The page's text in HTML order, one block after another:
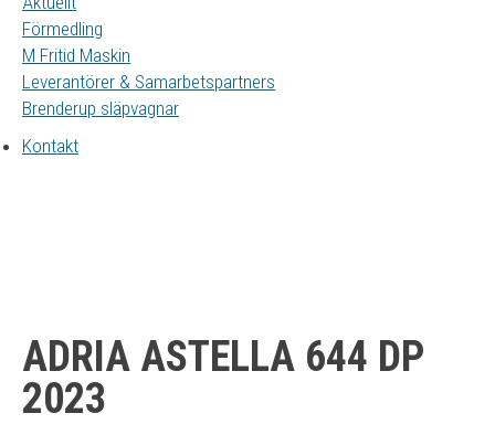
Förmedling
M Fritid Maskin
Leverantörer & Samarbetspartners
Brenderup släpvagnar
Kontakt
ADRIA ASTELLA 644 DP
2023